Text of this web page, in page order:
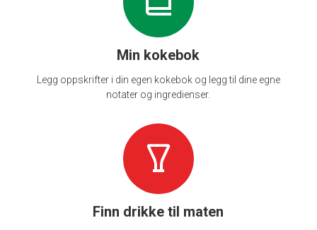
Min kokebok
Legg oppskrifter i din egen kokebok og legg til dine egne
notater og ingredienser.
Finn drikke til maten